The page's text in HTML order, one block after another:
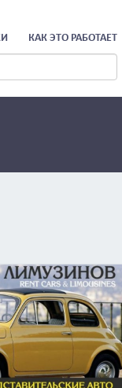
КАК ЭТО РАБОТАЕТ